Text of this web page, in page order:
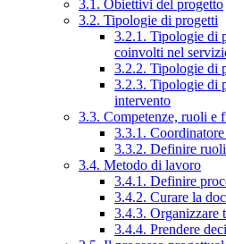
3.1. Obiettivi del progetto
3.2. Tipologie di progetti
3.2.1. Tipologie di
coinvolti nel
3.2.2. Tipologie di
3.2.3. Tipologie di
intervento
3.3. Competenze, ruoli e
3.3.1.
3.3.2. Definire
3.4. Metodo di lavoro
3.4.1. Definire
3.4.2. Curare la
3.4.3. Organizzare
3.4.4. Prendere